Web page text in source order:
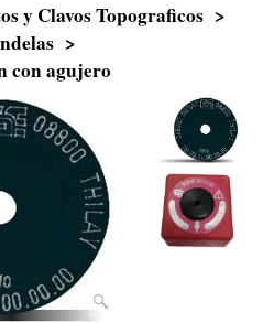
y Clavos Topograficos >
>
con agujero